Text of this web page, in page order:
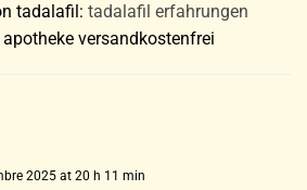
tadalafil: tadalafil erfahrungen
versandkostenfrei
2025 at 20 h 11 min